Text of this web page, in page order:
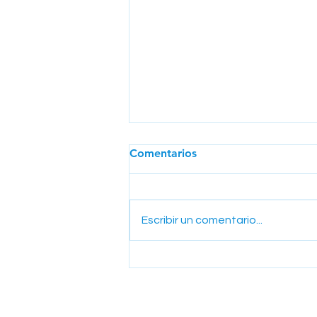
Comentarios
Escribir un comentario...